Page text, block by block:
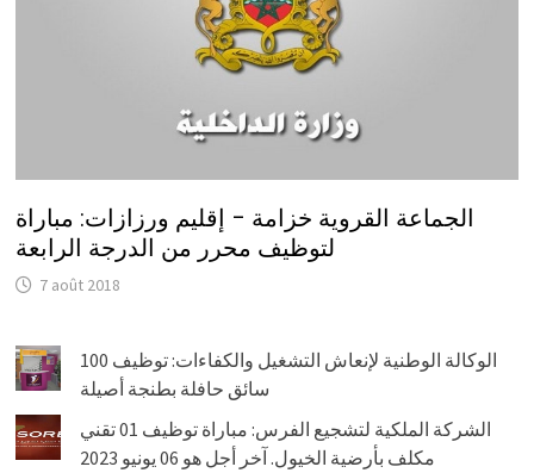
الجماعة القروية خزامة – إقليم ورزازات: مباراة
لتوظيف محرر من الدرجة الرابعة
7 août 2018
الوكالة الوطنية لإنعاش التشغيل والكفاءات: توظيف 100
سائق حافلة بطنجة أصيلة
الشركة الملكية لتشجيع الفرس: مباراة توظيف 01 تقني
مكلف بأرضية الخيول. آخر أجل هو 06 يونيو 2023